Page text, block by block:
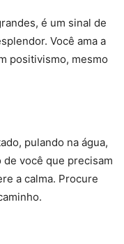
é um sinal de
Você ama a
positivismo, mesmo
pulando na água,
você que precisam
a calma. Procure